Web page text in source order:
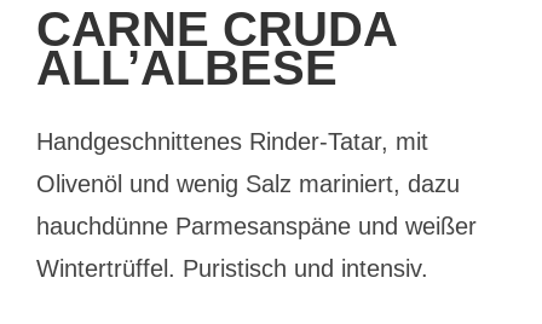
CARNE CRUDA
ALL’ALBESE
Handgeschnittenes Rinder-Tatar, mit
Olivenöl und wenig Salz mariniert, dazu
hauchdünne Parmesanspäne und weißer
Wintertrüffel. Puristisch und intensiv.